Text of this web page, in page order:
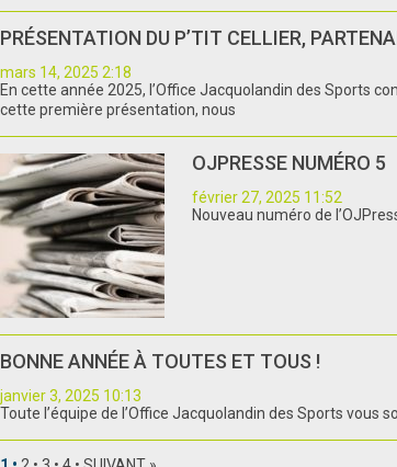
PRÉSENTATION DU P’TIT CELLIER,
mars 14, 2025 2:18
En cette année 2025, l’Office Jacquolandin des Sports
cette première présentation, nous
OJPRESSE NUMÉRO 5
février 27, 2025 11:52
Nouveau numéro de
BONNE ANNÉE À TOUTES ET TOUS !
janvier 3, 2025 10:13
Toute l’équipe de l’Office Jacquolandin des Sports vous